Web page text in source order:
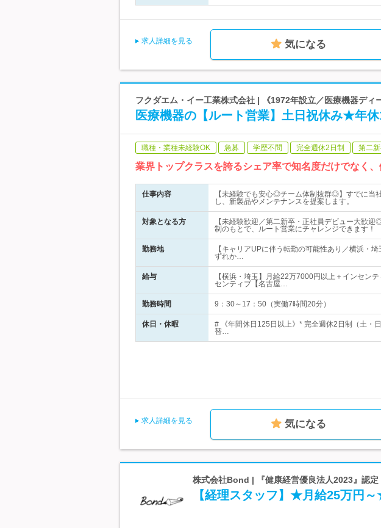
求人詳細を見る 気になる
フクダエム・イー工業株式会社 | 《1972年設立／医療機器デ
医療機器の【ルート営業】土日祝休み★年
職種・業種未経験OK 急募 学歴不問 完全週休2日制 第二
業界トップクラスを誇るシェア率で知名度だけでなく
仕事内容
【未経験でも安心◎チーム体制抜群◎】すでに当
し、新製品やメンテナンスを提案します。
対象となる方
【未経験歓迎／第二新卒・正社員デビュー大歓
制のもとで、ルート営業にチャレンジできます！
勤務地
【キャリアUPに伴う転勤の可能性あり／横浜・
ずれか…
給与
【横浜・埼玉】月給22万7000円以上＋インセン
センティブ【名古屋…
勤務時間 9：30～17：50（実働7時間20分）
休日・休暇
# 《年間休日125日以上》* 完全週休2日制（土・
替…
求人詳細を見る 気になる
株式会社Bond | 『健康経営優良法人2023』認
【経理スタッフ】★月給25万円